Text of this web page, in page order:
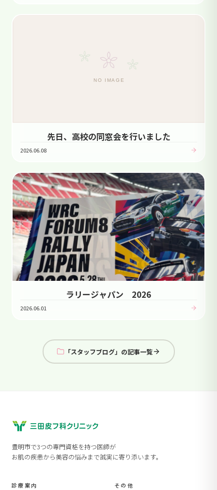
先日、高校の同窓会を行いました
2026.06.08
ラリージャパン 2026
2026.06.01
「スタッフブログ」の記事一覧
豊明市で3つの専門資格を持つ医師が
お肌の疾患から美容の悩みまで誠実に寄り添います。
診療案内 その他